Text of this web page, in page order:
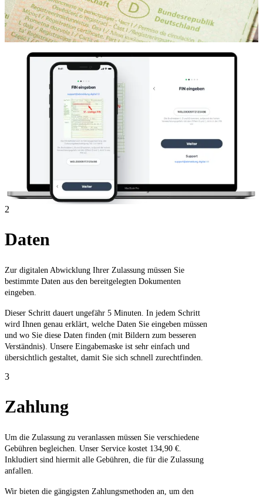
2
Daten
Zur digitalen Abwicklung Ihrer Zulassung müssen Sie
bestimmte Daten aus den bereitgelegten Dokumenten
eingeben.
Dieser Schritt dauert ungefähr 5 Minuten. In jedem Schritt
wird Ihnen genau erklärt, welche Daten Sie eingeben müssen
und wo Sie diese Daten finden (mit Bildern zum besseren
Verständnis). Unsere Eingabemaske ist sehr einfach und
übersichtlich gestaltet, damit Sie sich schnell zurechtfinden.
3
Zahlung
Um die Zulassung zu veranlassen müssen Sie verschiedene
Gebühren begleichen. Unser Service kostet 134,90 €.
Inkludiert sind hiermit alle Gebühren, die für die Zulassung
anfallen.
Wir bieten die gängigsten Zahlungsmethoden an, um den